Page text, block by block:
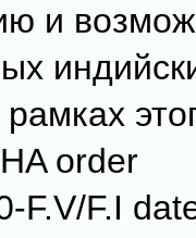
и
order
F.V/F.I